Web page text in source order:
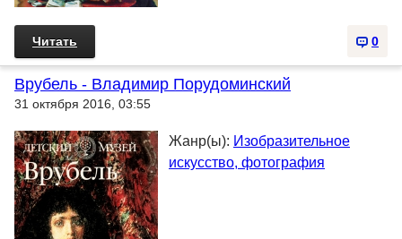
0
Читать
Врубель - Владимир Порудоминский
31 октября 2016, 03:55
Жанр(ы): Изобразительное
искусство, фотография